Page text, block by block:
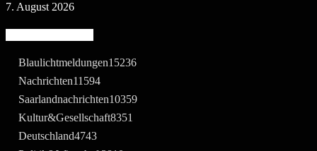
7. August 2026
Blaulichtmeldungen15236
Nachrichten11594
Saarlandnachrichten10359
Kultur&Gesellschaft8351
Deutschland4743